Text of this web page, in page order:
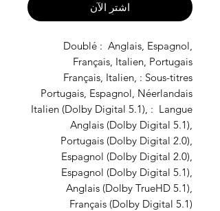
اشترِ الآن
Doublé : ‎ Anglais, Espagnol,
Français, Italien, Portugais
Sous-titres‏ : ‎ Français, Italien,
Portugais, Espagnol, Néerlandais
Langue ‏ : ‎ Italien (Dolby Digital 5.1),
Anglais (Dolby Digital 5.1),
Portugais (Dolby Digital 2.0),
Espagnol (Dolby Digital 2.0),
Espagnol (Dolby Digital 5.1),
Anglais (Dolby TrueHD 5.1),
Français (Dolby Digital 5.1)